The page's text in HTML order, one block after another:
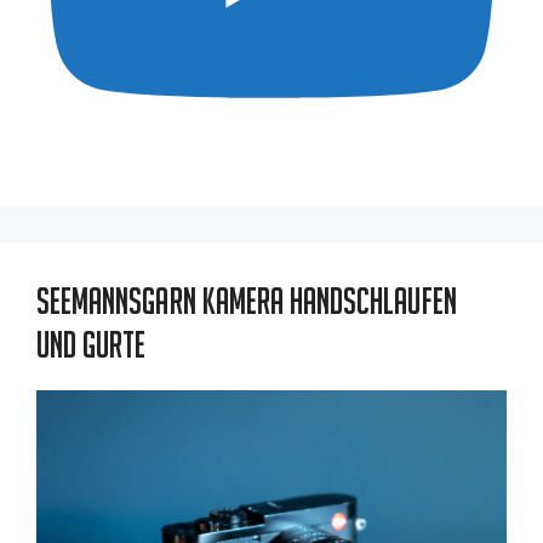
Seemannsgarn Kamera Handschlaufen
und Gurte